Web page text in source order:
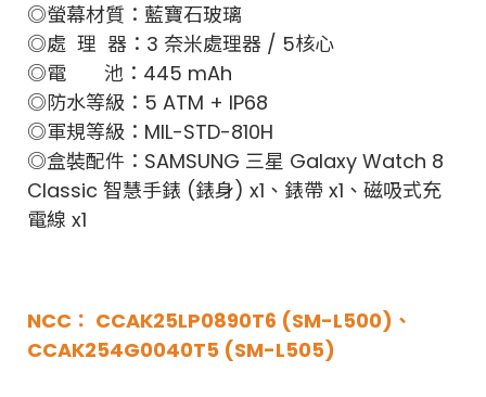
◎螢幕材質：藍寶石玻璃
◎處 理 器：3 奈米處理器 / 5核心
◎電 池：445 mAh
◎防水等級：5 ATM + IP68
◎軍規等級：MIL-STD-810H
◎盒裝配件：SAMSUNG 三星 Galaxy Watch 8
Classic 智慧手錶 (錶身) x1、錶帶 x1、磁吸式充
電線 x1
NCC： CCAK25LP0890T6 (SM-L500)、
CCAK254G0040T5 (SM-L505)